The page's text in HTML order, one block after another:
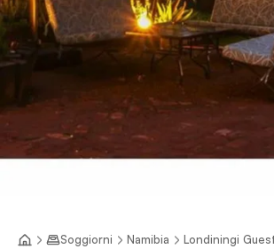
Soggiorni Namibia Londiningi